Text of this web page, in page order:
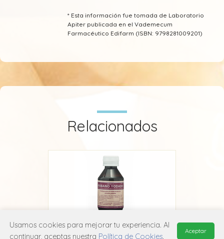
* Esta información fue tomada de Laboratorio
Apiter publicada en el Vademecum
Farmacéutico Edifarm (ISBN: 9798281009201)
Relacionados
Usamos cookies para mejorar tu experiencia. Al
continuar, aceptas nuestra Política de Cookies.
Aceptar